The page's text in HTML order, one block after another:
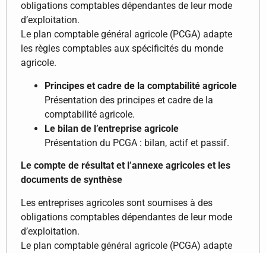
obligations comptables dépendantes de leur mode
d’exploitation.
Le plan comptable général agricole (PCGA) adapte
les règles comptables aux spécificités du monde
agricole.
Principes et cadre de la comptabilité agricole
Présentation des principes et cadre de la
comptabilité agricole.
Le bilan de l’entreprise agricole
Présentation du PCGA : bilan, actif et passif.
Le compte de résultat et l’annexe agricoles et les
documents de synthèse
Les entreprises agricoles sont soumises à des
obligations comptables dépendantes de leur mode
d’exploitation.
Le plan comptable général agricole (PCGA) adapte